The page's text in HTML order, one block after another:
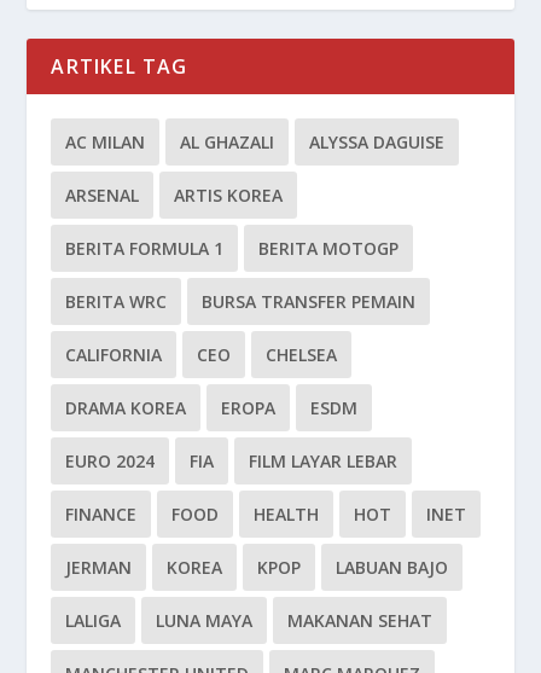
ARTIKEL TAG
AC MILAN AL GHAZALI ALYSSA DAGUISE
ARSENAL ARTIS KOREA
BERITA FORMULA 1 BERITA MOTOGP
BERITA WRC BURSA TRANSFER PEMAIN
CALIFORNIA CEO CHELSEA
DRAMA KOREA EROPA ESDM
EURO 2024 FIA FILM LAYAR LEBAR
FINANCE FOOD HEALTH HOT INET
JERMAN KOREA KPOP LABUAN BAJO
LALIGA LUNA MAYA MAKANAN SEHAT